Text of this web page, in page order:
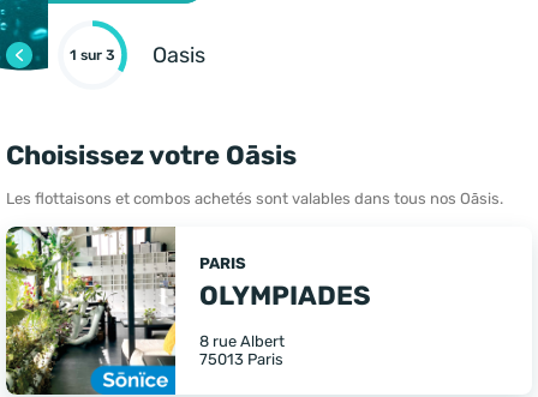
sur 3
Choisissez votre Oāsis
Les flottaisons et combos achetés sont valables dans tous nos Oāsis.
PARIS
OLYMPIADES
8 rue Albert
75013 Paris